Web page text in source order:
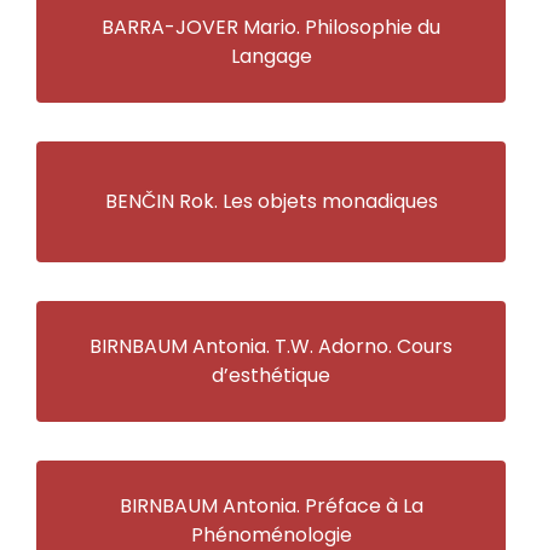
BARRA-JOVER Mario. Philosophie du
Langage
BENČIN Rok. Les objets monadiques
BIRNBAUM Antonia. T.W. Adorno. Cours
d’esthétique
BIRNBAUM Antonia. Préface à La
Phénoménologie